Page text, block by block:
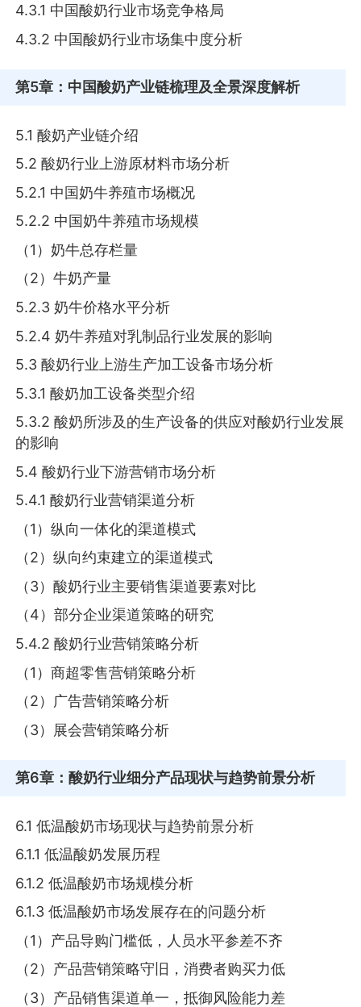
4.3.1 中国酸奶行业市场竞争格局
4.3.2 中国酸奶行业市场集中度分析
第5章 ：中国酸奶产业链梳理及全景深度解析
5.1 酸奶产业链介绍
5.2 酸奶行业上游原材料市场分析
5.2.1 中国奶牛养殖市场概况
5.2.2 中国奶牛养殖市场规模
（1）奶牛总存栏量
（2）牛奶产量
5.2.3 奶牛价格水平分析
5.2.4 奶牛养殖对乳制品行业发展的影响
5.3 酸奶行业上游生产加工设备市场分析
5.3.1 酸奶加工设备类型介绍
5.3.2 酸奶所涉及的生产设备的供应对酸奶行业发展
的影响
5.4 酸奶行业下游营销市场分析
5.4.1 酸奶行业营销渠道分析
（1）纵向一体化的渠道模式
（2）纵向约束建立的渠道模式
（3）酸奶行业主要销售渠道要素对比
（4）部分企业渠道策略的研究
5.4.2 酸奶行业营销策略分析
（1）商超零售营销策略分析
（2）广告营销策略分析
（3）展会营销策略分析
第6章 ：酸奶行业细分产品现状与趋势前景分析
6.1 低温酸奶市场现状与趋势前景分析
6.1.1 低温酸奶发展历程
6.1.2 低温酸奶市场规模分析
6.1.3 低温酸奶市场发展存在的问题分析
（1）产品导购门槛低，人员水平参差不齐
（2）产品营销策略守旧，消费者购买力低
（3）产品销售渠道单一，抵御风险能力差